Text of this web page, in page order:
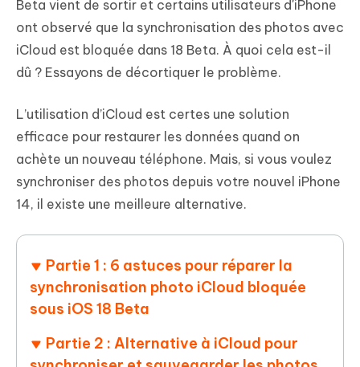
Beta vient de sortir et certains utilisateurs d'iPhone
ont observé que la synchronisation des photos avec
iCloud est bloquée dans 18 Beta. À quoi cela est-il
dû ? Essayons de décortiquer le problème.
L’utilisation d’iCloud est certes une solution
efficace pour restaurer les données quand on
achète un nouveau téléphone. Mais, si vous voulez
synchroniser des photos depuis votre nouvel iPhone
14, il existe une meilleure alternative.
Partie 1 : 6 astuces pour réparer la
synchronisation photo iCloud bloquée
sous iOS 18 Beta
Partie 2 : Alternative à iCloud pour